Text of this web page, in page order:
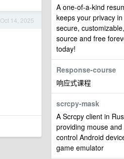
A one-of-a-kind
keeps your privacy
secure,
source and free
today!
Response-course
响应式课程
scrcpy-mask
A Scrcpy client in
providing mouse
control Android
game emulator
Oct 14, 2025